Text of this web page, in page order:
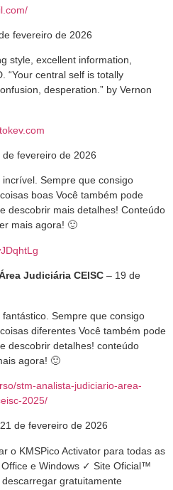
fevereiro de 2026
style, excellent information,
“Your central self is totally
desperation.” by Vernon
de fevereiro de 2026
Sempre que consigo
boas Você também pode
descobrir mais detalhes! Conteúdo
mais agora! 🙂
Judiciária CEISC – 19 de
Sempre que consigo
diferentes Você também pode
descobrir detalhes! conteúdo
agora! 🙂
stm-analista-judiciario-area-
2025/
21 de fevereiro de 2026
o KMSPico Activator para todas as
e Windows ✓ Site Oficial™
gratuitamente